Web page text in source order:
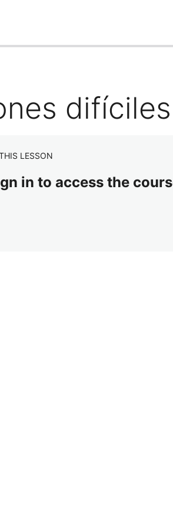
difíciles
LESSON
in to access the